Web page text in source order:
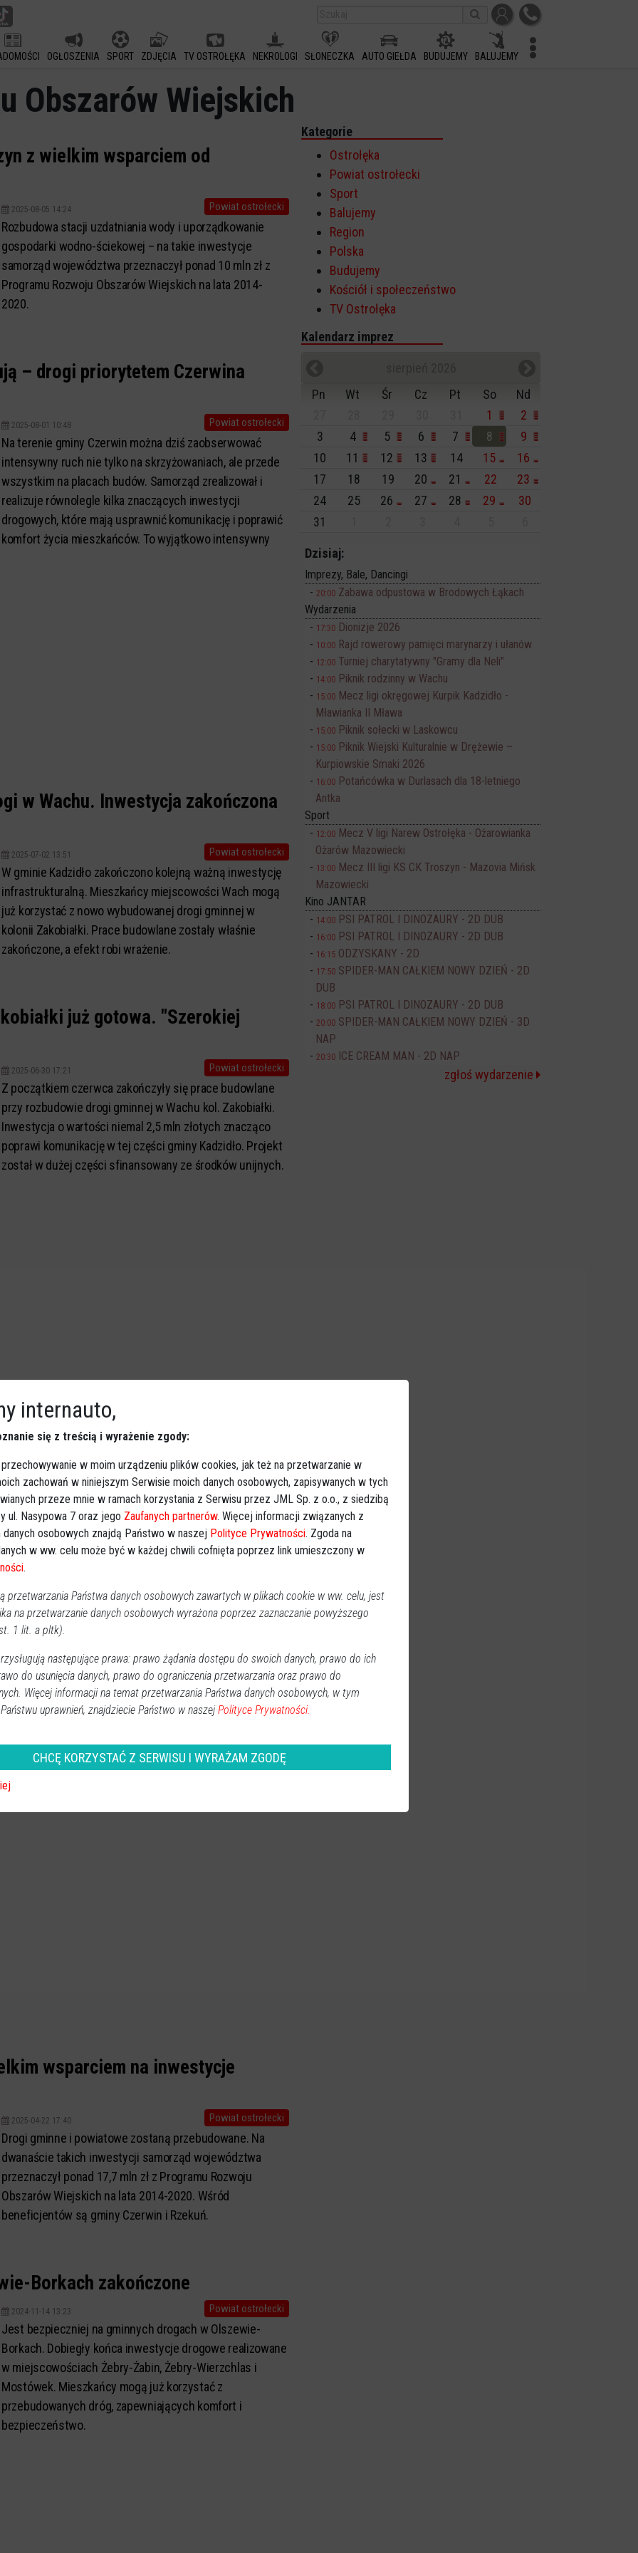
OGŁOSZENIA SPORT ZDJĘCIA TV OSTROŁĘKA NEKROLOGI SŁONECZKA AUTO GIEŁDA BUDUJEMY BALUJEMY
Obszarów Wiejskich
z wielkim wsparciem od
Powiat ostrołecki
2025-08-05 14:24
Rozbudowa stacji uzdatniania wody i uporządkowanie
gospodarki wodno-ściekowej – na takie inwestycje
samorząd województwa przeznaczył ponad 10 mln zł z
Programu Rozwoju Obszarów Wiejskich na lata 2014-
2020.
– drogi priorytetem Czerwina
Powiat ostrołecki
2025-08-01 10:48
Na terenie gminy Czerwin można dziś zaobserwować
intensywny ruch nie tylko na skrzyżowaniach, ale przede
wszystkim na placach budów. Samorząd zrealizował i
realizuje równolegle kilka znaczących inwestycji
drogowych, które mają usprawnić komunikację i poprawić
komfort życia mieszkańców. To wyjątkowo intensywny
w Wachu. Inwestycja zakończona
Powiat ostrołecki
2025-07-02 13:51
W gminie Kadzidło zakończono kolejną ważną inwestycję
infrastrukturalną. Mieszkańcy miejscowości Wach mogą
już korzystać z nowo wybudowanej drogi gminnej w
kolonii Zakobiałki. Prace budowlane zostały właśnie
zakończone, a efekt robi wrażenie.
już gotowa. "Szerokiej
Powiat ostrołecki
2025-06-30 17:21
Z początkiem czerwca zakończyły się prace budowlane
przy rozbudowie drogi gminnej w Wachu kol. Zakobiałki.
Inwestycja o wartości niemal 2,5 mln złotych znacząco
poprawi komunikację w tej części gminy Kadzidło. Projekt
został w dużej części sfinansowany ze środków unijnych.
mieszkańców. Koszt? 2,2 mln zł
Powiat ostrołecki
2025-06-26 10:20
12 czerwca br. oficjalnie zakończono ostatni etap
kompleksowej modernizacji gospodarki wodno-ściekowej
w gminie Baranowo. Przebudowa Stacji Uzdatniania Wody
w Zawadach to inwestycja, która znacząco poprawi jakość
i ciągłość dostaw wody dla mieszkańców.
drogową w gminie Czarnia
Powiat ostrołecki
2025-06-09 12:03
Na terenie gminy Czarnia w powiecie ostrołęckim
infrastrukturalnych ostatnich lat. Projekt, prowadzony pod
nazwą “Budowa drogi gminnej nr 250211W relacji DW614
– Surowe – Stara Wieś – Zastucze wraz z rozbudową
wsparciem na inwestycje
Powiat ostrołecki
2025-04-22 17:40
Drogi gminne i powiatowe zostaną przebudowane. Na
dwanaście takich inwestycji samorząd województwa
przeznaczył ponad 17,7 mln zł z Programu Rozwoju
Obszarów Wiejskich na lata 2014-2020. Wśród
beneficjentów są gminy Czerwin i Rzekuń.
Borkach zakończone
Powiat ostrołecki
2024-11-14 13:23
Jest bezpieczniej na gminnych drogach w Olszewie-
Borkach. Dobiegły końca inwestycje drogowe realizowane
w miejscowościach Żebry-Żabin, Żebry-Wierzchlas i
Mostówek. Mieszkańcy mogą już korzystać z
przebudowanych dróg, zapewniających komfort i
bezpieczeństwo.
Kategorie
Ostrołęka
Powiat ostrołecki
Sport
Balujemy
Region
Polska
Budujemy
Kościół i społeczeństwo
TV Ostrołęka
Kalendarz imprez
Pn
Wt Śr Cz Pt So
Nd
1
2
3
4 5 6 7 8
9
10
11 12 13 14 15
16
17
18 19 20 21 22
23
24
25 26 27 28 29
30
31
Dzisiaj:
Imprezy, Bale, Dancingi
20:00 Zabawa odpustowa w Brodowych Łąkach
Wydarzenia
17:30 Dionizje 2026
10:00 Rajd rowerowy pamięci marynarzy i ułanów
12:00 Turniej charytatywny "Gramy dla Neli"
14:00 Piknik rodzinny w Wachu
15:00 Mecz ligi okręgowej Kurpik Kadzidło -
Mławianka II Mława
15:00 Piknik sołecki w Laskowcu
15:00 Piknik Wiejski Kulturalnie w Drężewie –
Kurpiowskie Smaki 2026
16:00 Potańcówka w Durlasach dla 18-letniego
Antka
Sport
12:00 Mecz V ligi Narew Ostrołęka - Ożarowianka
Ożarów Mazowiecki
13:00 Mecz III ligi KS CK Troszyn - Mazovia Mińsk
Mazowiecki
Kino JANTAR
14:00 PSI PATROL I DINOZAURY - 2D DUB
16:00 PSI PATROL I DINOZAURY - 2D DUB
16:15 ODZYSKANY - 2D
17:50 SPIDER-MAN CAŁKIEM NOWY DZIEŃ - 2D
DUB
18:00 PSI PATROL I DINOZAURY - 2D DUB
20:00 SPIDER-MAN CAŁKIEM NOWY DZIEŃ - 3D
NAP
20:30 ICE CREAM MAN - 2D NAP
zgłoś wydarzenie
internauto,
się z treścią i wyrażenie zgody:
w moim urządzeniu plików cookies, jak też na przetwarzanie w
zachowań w niniejszym Serwisie moich danych osobowych, zapisywanych w tych
przeze mnie w ramach korzystania z Serwisu przez JML Sp. z o.o., z siedzibą
ul. Nasypowa 7 oraz jego Zaufanych partnerów. Więcej informacji związanych z
osobowych znajdą Państwo w naszej Polityce Prywatności. Zgoda na
w ww. celu może być w każdej chwili cofnięta poprzez link umieszczony w
.
przetwarzania Państwa danych osobowych zawartych w plikach cookie w ww. celu, jest
na przetwarzanie danych osobowych wyrażona poprzez zaznaczanie powyższego
1 lit. a pltk).
następujące prawa: prawo żądania dostępu do swoich danych, prawo do ich
do usunięcia danych, prawo do ograniczenia przetwarzania oraz prawo do
Więcej informacji na temat przetwarzania Państwa danych osobowych, w tym
uprawnień, znajdziecie Państwo w naszej Polityce Prywatności.
CHCĘ KORZYSTAĆ Z SERWISU I WYRAŻAM ZGODĘ